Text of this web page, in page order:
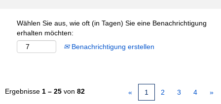
Wählen Sie aus, wie oft (in Tagen) Sie eine Benachrichtigung
erhalten möchten:
Benachrichtigung erstellen
Ergebnisse 1 – 25 von 82 « 1 2 3 4 »